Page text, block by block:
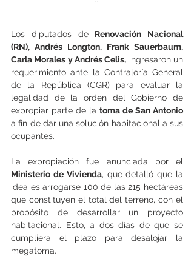
Los diputados de Renovación Nacional
(RN), Andrés Longton, Frank Sauerbaum,
Carla Morales y Andrés Celis, ingresaron un
requerimiento ante la Contraloría General
de la República (CGR) para evaluar la
legalidad de la orden del Gobierno de
expropiar parte de la toma de San Antonio
a fin de dar una solución habitacional a sus
ocupantes.
La expropiación fue anunciada por el
Ministerio de Vivienda, que detalló que la
idea es arrogarse 100 de las 215 hectáreas
que constituyen el total del terreno, con el
propósito de desarrollar un proyecto
habitacional. Esto, a dos días de que se
cumpliera el plazo para desalojar la
megatoma.